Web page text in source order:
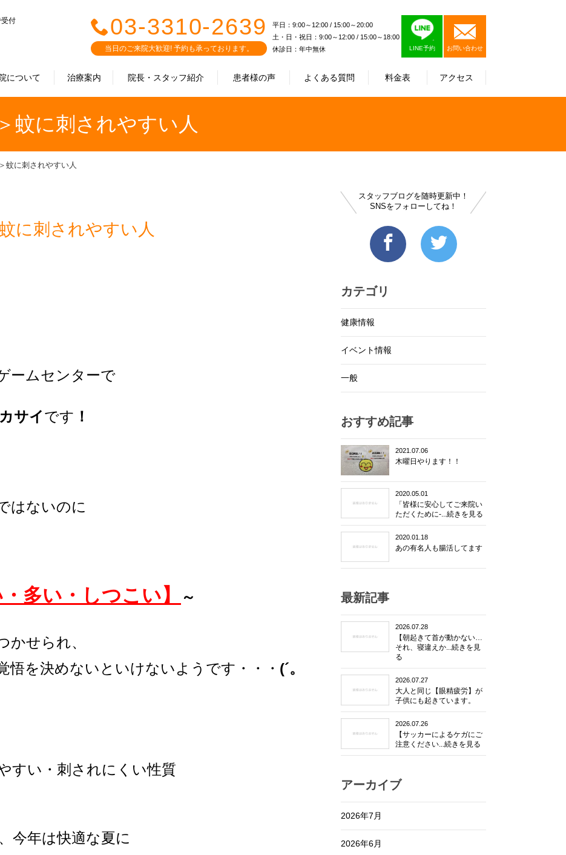
受付
について 治療案内 院長・スタッフ紹介 患者様の声 よくある質問 料金表 アクセス
03-3310-2639
当日のご来院大歓迎! 予約も承っております。
平日：9:00～12:00 / 15:00～20:00
土・日・祝日：9:00～12:00 / 15:00～18:00
休診日：年中無休
LINE予約 お問い合わせ
蚊に刺されやすい人
蚊に刺されやすい人
に刺されやすい人
ームセンターで
サイです ！
はないのに
多い・しつこい】 ～
かせられ、
悟を決めないといけないようです・・・ (´。
すい・刺されにくい性質
今年は快適な夏に
スタッフブログを随時更新中！
SNSをフォローしてね！
カテゴリ
健康情報
イベント情報
一般
おすすめ記事
2021.07.06
木曜日やります！！
2020.05.01
「皆様に安心してご来院い
ただくために-...続きを見る
2020.01.18
あの有名人も腸活してます
最新記事
2026.07.28
【朝起きて首が動かない…
それ、寝違えか...続きを見
る
2026.07.27
大人と同じ【眼精疲労】が
子供にも起きています。
2026.07.26
【サッカーによるケガにご
注意ください...続きを見る
アーカイブ
2026年7月
2026年6月